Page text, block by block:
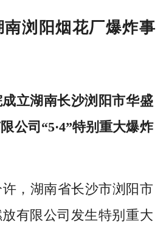
南浏阳烟花厂爆炸事
立湖南长沙浏阳市华盛
公司“5·4”特别重大爆炸
许，湖南省长沙市浏阳市
有限公司发生特别重大